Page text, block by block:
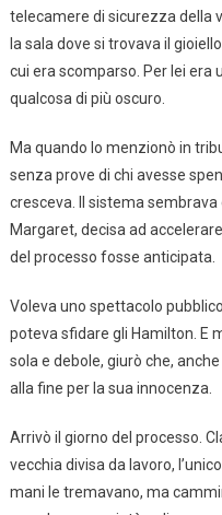
telecamere di sicurezza della
la sala dove si trovava il
cui era scomparso. Per lei era
qualcosa di più oscuro.
Ma quando lo menzionò in
senza prove di chi avesse
cresceva. Il sistema
Margaret, decisa ad
del processo fosse anticipata.
Voleva uno spettacolo
poteva sfidare gli Hamilton. E
sola e debole, giurò che,
alla fine per la sua innocenza.
Arrivò il giorno del processo.
vecchia divisa da lavoro,
mani le tremavano, ma